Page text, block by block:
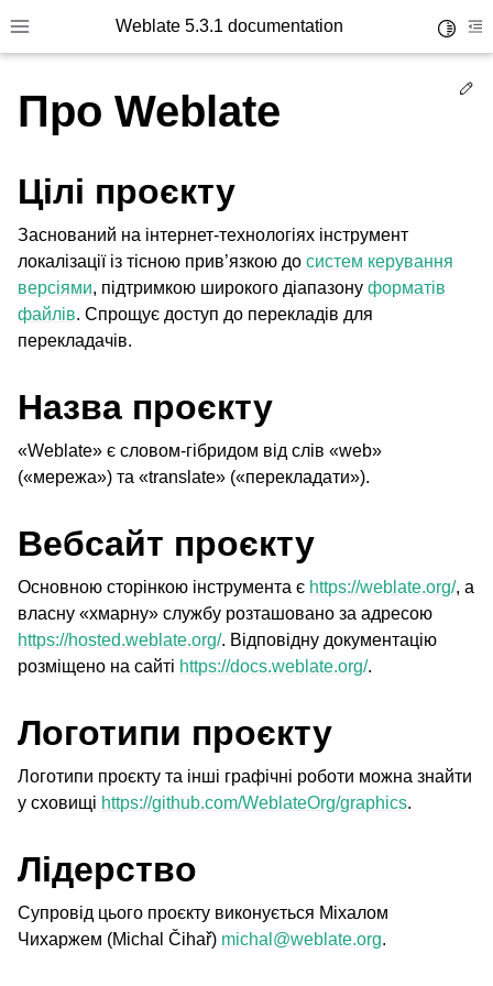
Toggle site navigation sidebar
Weblate 5.3.1 documentation
navigation of Підтримувані формати файлів
Про Weblate
Цілі проєкту
Заснований на інтернет-технологіях інструмент
локалізації із тісною прив’язкою до систем керування
версіями, підтримкою широкого діапазону форматів
файлів. Спрощує доступ до перекладів для
перекладачів.
Назва проєкту
«Weblate» є словом-гібридом від слів «web»
(«мережа») та «translate» («перекладати»).
Вебсайт проєкту
Основною сторінкою інструмента є https://weblate.org/, а
власну «хмарну» службу розташовано за адресою
https://hosted.weblate.org/. Відповідну документацію
розміщено на сайті https://docs.weblate.org/.
Логотипи проєкту
Логотипи проєкту та інші графічні роботи можна знайти
у сховищі https://github.com/WeblateOrg/graphics.
Лідерство
Супровід цього проєкту виконується Міхалом
Чихаржем (Michal Čihař) michal @weblate.org.